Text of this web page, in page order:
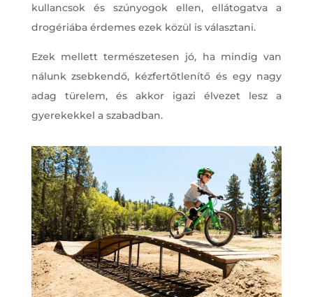
kullancsok és szúnyogok ellen, ellátogatva a
drogériába érdemes ezek közül is választani.
Ezek mellett természetesen jó, ha mindig van
nálunk zsebkendő, kézfertőtlenítő és egy nagy
adag türelem, és akkor igazi élvezet lesz a
gyerekekkel a szabadban.